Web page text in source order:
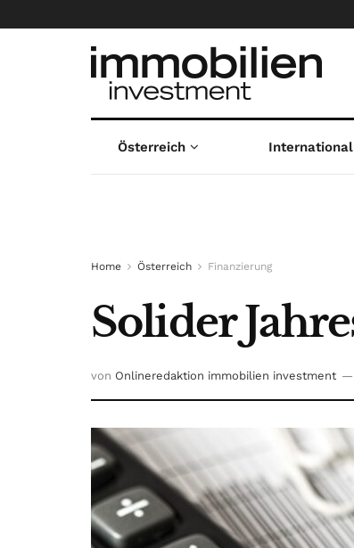
Österreich International
Home Österreich Finanzierung
Solider
von Onlineredaktion immobilien investment